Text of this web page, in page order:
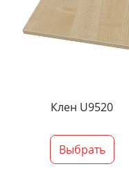
Клен U9520
Выбрать